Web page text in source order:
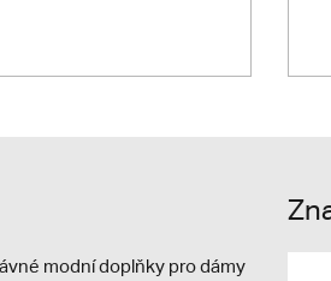
modní doplňky pro dámy